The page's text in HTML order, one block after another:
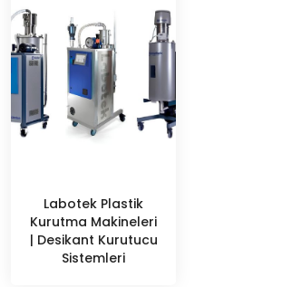
Labotek Plastik
Kurutma Makineleri
| Desikant Kurutucu
Sistemleri